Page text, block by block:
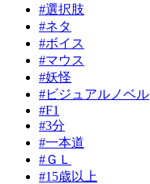
#選択肢
#ネタ
#ボイス
#マウス
#妖怪
#ビジュアルノベル
#F1
#3分
#一本道
#ＧＬ
#15歳以上